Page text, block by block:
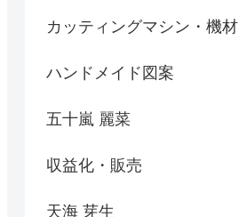
カッティングマシン・機材
ハンドメイド図案
五十嵐 麗菜
収益化・販売
天海 芽生